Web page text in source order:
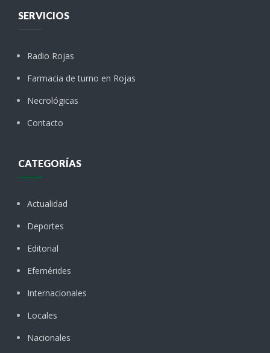
SERVICIOS
Radio Rojas
Farmacia de turno en Rojas
Necrológicas
Contacto
CATEGORÍAS
Actualidad
Deportes
Editorial
Efemérides
Internacionales
Locales
Nacionales